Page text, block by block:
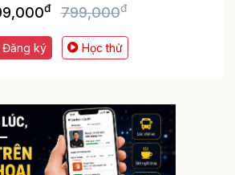
đ 799,000đ
Đăng ký Học thử